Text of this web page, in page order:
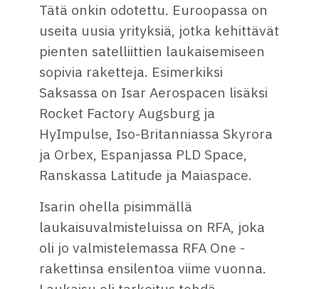
Tätä onkin odotettu. Euroopassa on
useita uusia yrityksiä, jotka kehittävät
pienten satelliittien laukaisemiseen
sopivia raketteja. Esimerkiksi
Saksassa on Isar Aerospacen lisäksi
Rocket Factory Augsburg ja
HyImpulse, Iso-Britanniassa Skyrora
ja Orbex, Espanjassa PLD Space,
Ranskassa Latitude ja Maiaspace.
Isarin ohella pisimmällä
laukaisuvalmisteluissa on RFA, joka
oli jo valmistelemassa RFA One -
rakettinsa ensilentoa viime vuonna.